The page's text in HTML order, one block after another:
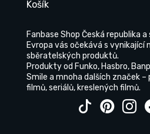
Košík
Fanbase Shop Česká republika
Evropa vás očekává s vynikající
sběratelských produktů.
Produkty od Funko, Hasbro,
Smile a mnoha dalších značek
filmů, seriálů, kreslených filmů.